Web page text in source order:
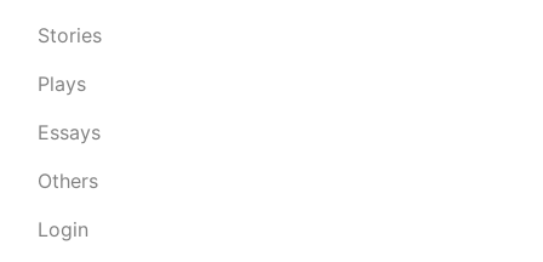
Stories
Plays
Essays
Others
Login